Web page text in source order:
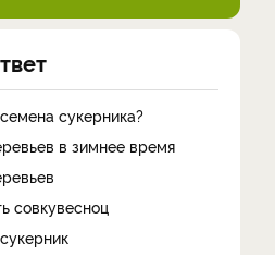
сукерника?
в зимнее время
совкувесноц